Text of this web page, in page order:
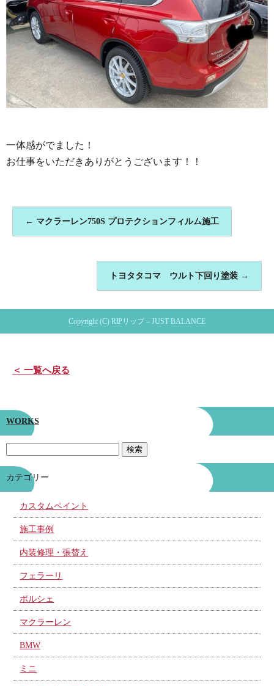
一体感がでました！
お仕事をいただきありがとうございます！！
← マクラーレン750S プロテクションフィルム施工
トヨタタコマ ウルト下回り塗装 →
Copyright (C) RIPリップ – JUST BALANCE
＜ 一覧へ戻る
WORKS
カテゴリー
カスタムペイント
施工事例
内装修理・張替え
フェラーリ
ポルシェ
マクラーレン
BMW
ミニ